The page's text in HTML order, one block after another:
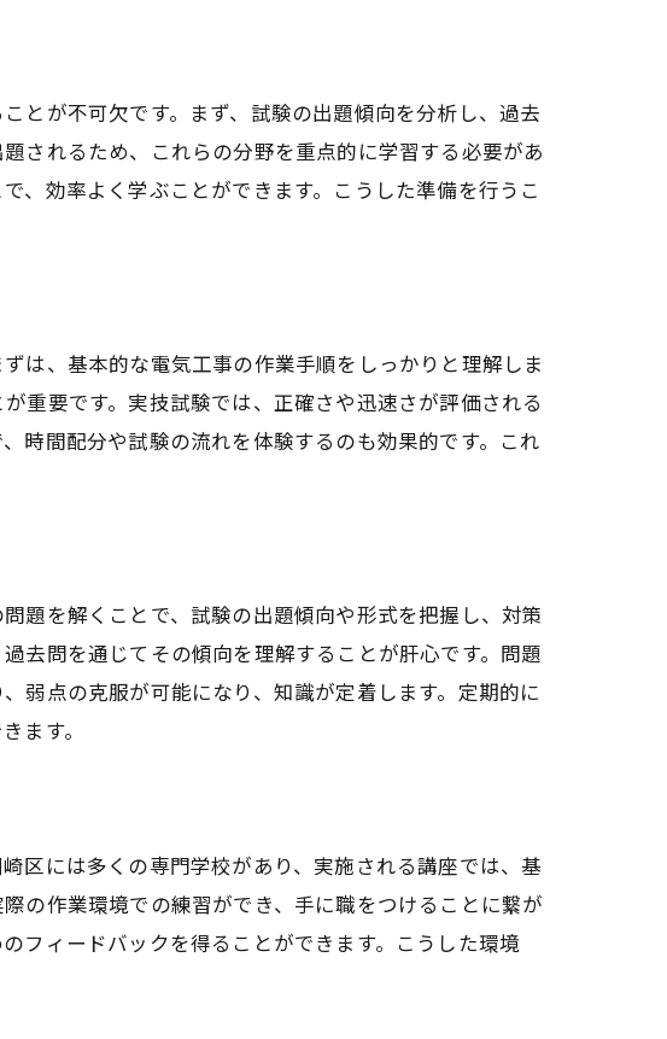
とが不可欠です。まず、試験の出題傾向を分析し、過去
されるため、これらの分野を重点的に学習する必要があ
、効率よく学ぶことができます。こうした準備を行うこ
は、基本的な電気工事の作業手順をしっかりと理解しま
重要です。実技試験では、正確さや迅速さが評価される
時間配分や試験の流れを体験するのも効果的です。これ
題を解くことで、試験の出題傾向や形式を把握し、対策
去問を通じてその傾向を理解することが肝心です。問題
弱点の克服が可能になり、知識が定着します。定期的に
ます。
区には多くの専門学校があり、実施される講座では、基
の作業環境での練習ができ、手に職をつけることに繋が
フィードバックを得ることができます。こうした環境